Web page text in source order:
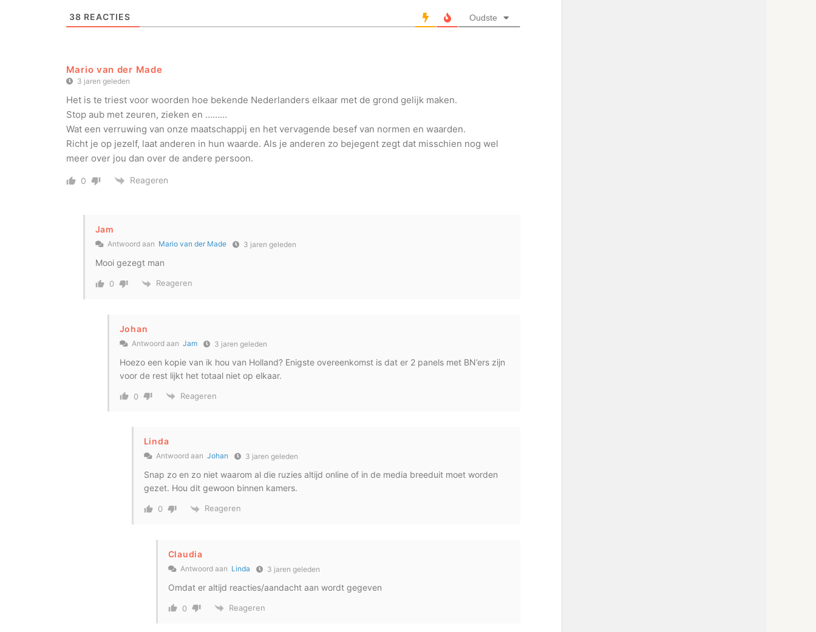
38 REACTIES Oudste
Mario van der Made
3 jaren geleden
Het is te triest voor woorden hoe bekende Nederlanders elkaar met de grond gelijk maken.
Stop aub met zeuren, zieken en ………
Wat een verruwing van onze maatschappij en het vervagende besef van normen en waarden.
Richt je op jezelf, laat anderen in hun waarde. Als je anderen zo bejegent zegt dat misschien nog wel
meer over jou dan over de andere persoon.
0 Reageren
Jam
Antwoord aan Mario van der Made 3 jaren geleden
Mooi gezegt man
0 Reageren
Johan
Antwoord aan Jam 3 jaren geleden
Hoezo een kopie van ik hou van Holland? Enigste overeenkomst is dat er 2 panels met BN’ers zijn
voor de rest lijkt het totaal niet op elkaar.
0 Reageren
Linda
Antwoord aan Johan 3 jaren geleden
Snap zo en zo niet waarom al die ruzies altijd online of in de media breeduit moet worden
gezet. Hou dit gewoon binnen kamers.
0 Reageren
Claudia
Antwoord aan Linda 3 jaren geleden
Omdat er altijd reacties/aandacht aan wordt gegeven
0 Reageren